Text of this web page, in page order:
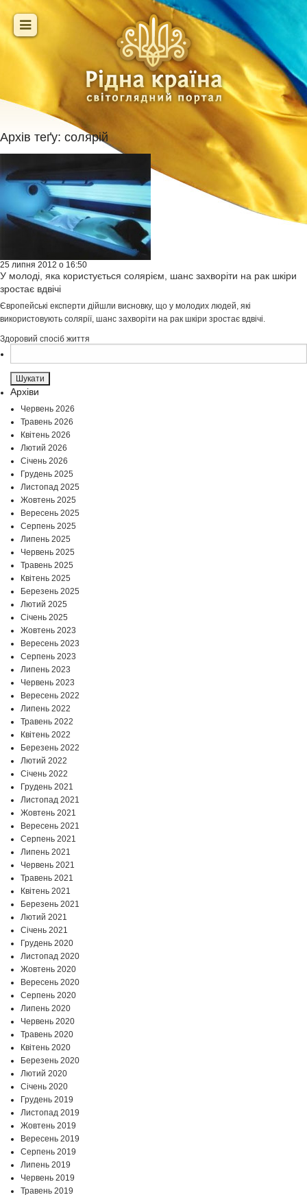
Архів теґу: солярій
25 липня 2012 о 16:50
У молоді, яка користується солярієм, шанс захворіти на рак шкіри
зростає вдвічі
Європейські експерти дійшли висновку, що у молодих людей, які
використовують солярії, шанс захворіти на рак шкіри зростає вдвічі.
Здоровий спосіб життя
Архіви
Червень 2026
Травень 2026
Квітень 2026
Лютий 2026
Січень 2026
Грудень 2025
Листопад 2025
Жовтень 2025
Вересень 2025
Серпень 2025
Липень 2025
Червень 2025
Травень 2025
Квітень 2025
Березень 2025
Лютий 2025
Січень 2025
Жовтень 2023
Вересень 2023
Серпень 2023
Липень 2023
Червень 2023
Вересень 2022
Липень 2022
Травень 2022
Квітень 2022
Березень 2022
Лютий 2022
Січень 2022
Грудень 2021
Листопад 2021
Жовтень 2021
Вересень 2021
Серпень 2021
Липень 2021
Червень 2021
Травень 2021
Квітень 2021
Березень 2021
Лютий 2021
Січень 2021
Грудень 2020
Листопад 2020
Жовтень 2020
Вересень 2020
Серпень 2020
Липень 2020
Червень 2020
Травень 2020
Квітень 2020
Березень 2020
Лютий 2020
Січень 2020
Грудень 2019
Листопад 2019
Жовтень 2019
Вересень 2019
Серпень 2019
Липень 2019
Червень 2019
Травень 2019